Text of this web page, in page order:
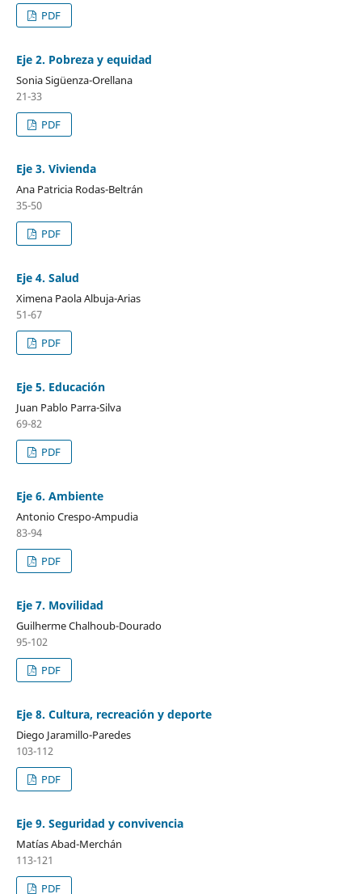
PDF
Eje 2. Pobreza y equidad
Sonia Sigüenza-Orellana
21-33
PDF
Eje 3. Vivienda
Ana Patricia Rodas-Beltrán
35-50
PDF
Eje 4. Salud
Ximena Paola Albuja-Arias
51-67
PDF
Eje 5. Educación
Juan Pablo Parra-Silva
69-82
PDF
Eje 6. Ambiente
Antonio Crespo-Ampudia
83-94
PDF
Eje 7. Movilidad
Guilherme Chalhoub-Dourado
95-102
PDF
Eje 8. Cultura, recreación y deporte
Diego Jaramillo-Paredes
103-112
PDF
Eje 9. Seguridad y convivencia
Matías Abad-Merchán
113-121
PDF